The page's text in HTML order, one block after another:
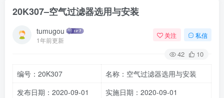
20K307–空气过滤器选用与安装
tumugou
1年前更新
关注 私信
42 10
编号：20K307
名称：空气过滤器选用与安装
发布日期：2020-09-01
实施日期：2020-09-01